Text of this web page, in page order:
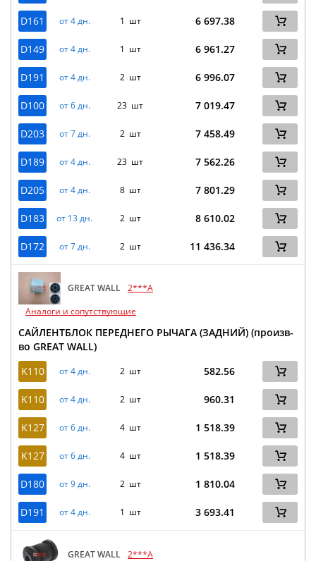
D161 от 4 дн. 1 шт 6 697.38
D149 от 4 дн. 1 шт 6 961.27
D191 от 4 дн. 2 шт 6 996.07
D100 от 6 дн. 23 шт 7 019.47
D203 от 7 дн. 2 шт 7 458.49
D189 от 4 дн. 23 шт 7 562.26
D205 от 4 дн. 8 шт 7 801.29
D183 от 13 дн. 2 шт 8 610.02
D172 от 7 дн. 2 шт 11 436.34
GREAT WALL 2***A
Аналоги и сопутствующие
САЙЛЕНТБЛОК ПЕРЕДНЕГО РЫЧАГА (ЗАДНИЙ) (произв-
во GREAT WALL)
K110
от 4 дн. 2 шт 582.56
K110 от 4 дн. 2 шт 960.31
K127 от 6 дн. 4 шт 1 518.39
K127 от 6 дн. 4 шт 1 518.39
D180 от 9 дн. 2 шт 1 810.04
D191 от 4 дн. 1 шт 3 693.41
GREAT WALL 2***A